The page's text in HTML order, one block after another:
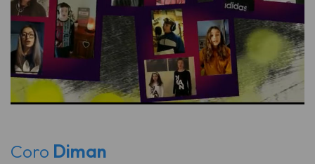
Coro Diman